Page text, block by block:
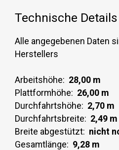
Technische Details
Alle angegebenen Daten
Herstellers
Arbeitshöhe: 28,00 m
Plattformhöhe: 26,00 m
Durchfahrtshöhe: 2,70 m
Durchfahrtsbreite: 2,49 m
Breite abgestützt: nicht
Gesamtlänge: 9,28 m